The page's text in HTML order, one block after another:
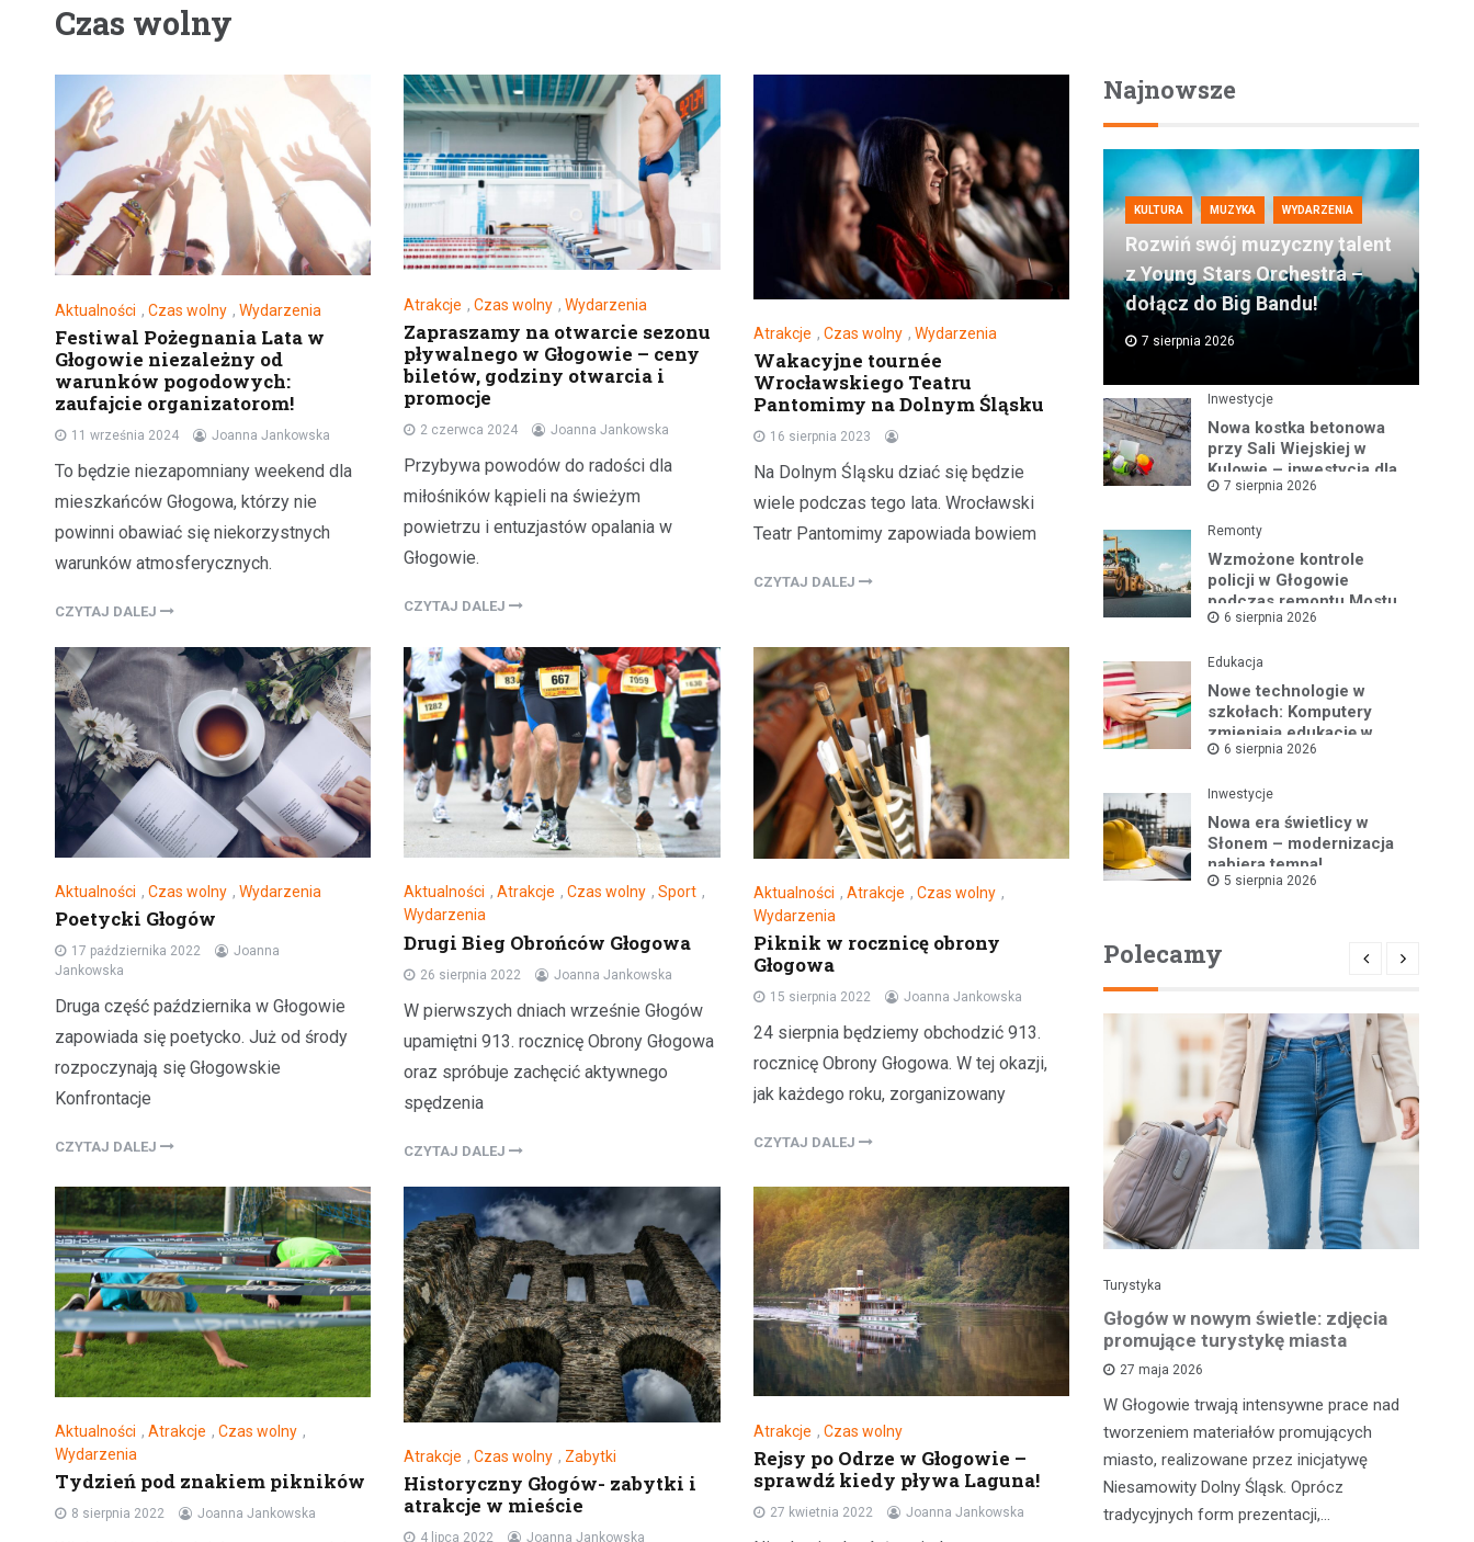
Czas wolny
Aktualności , Czas wolny , Wydarzenia
Festiwal Pożegnania Lata w
Głogowie niezależny od
warunków pogodowych:
zaufajcie organizatorom!
11 września 2024 Joanna Jankowska
To będzie niezapomniany weekend dla
mieszkańców Głogowa, którzy nie
powinni obawiać się niekorzystnych
warunków atmosferycznych.
CZYTAJ DALEJ
Atrakcje ,Czas wolny ,Wydarzenia
Zapraszamy na otwarcie sezonu
pływalnego w Głogowie – ceny
biletów, godziny otwarcia i
promocje
2 czerwca 2024 Joanna Jankowska
Przybywa powodów do radości dla
miłośników kąpieli na świeżym
powietrzu i entuzjastów opalania w
Głogowie.
CZYTAJ DALEJ
Atrakcje , Czas wolny , Wydarzenia
Wakacyjne tournée
Wrocławskiego Teatru
Pantomimy na Dolnym Śląsku
16 sierpnia 2023
Na Dolnym Śląsku dziać się będzie
wiele podczas tego lata. Wrocławski
Teatr Pantomimy zapowiada bowiem
CZYTAJ DALEJ
Aktualności , Czas wolny , Wydarzenia
Poetycki Głogów
17 października 2022
Joanna
Jankowska
Druga część października w Głogowie
zapowiada się poetycko. Już od środy
rozpoczynają się Głogowskie
Konfrontacje
CZYTAJ DALEJ
Aktualności ,Atrakcje ,Czas wolny ,Sport ,
Wydarzenia
Drugi Bieg Obrońców Głogowa
26 sierpnia 2022 Joanna Jankowska
W pierwszych dniach wrześnie Głogów
upamiętni 913. rocznicę Obrony Głogowa
oraz spróbuje zachęcić aktywnego
spędzenia
CZYTAJ DALEJ
Aktualności , Atrakcje , Czas wolny ,
Wydarzenia
Piknik w rocznicę obrony
Głogowa
15 sierpnia 2022 Joanna Jankowska
24 sierpnia będziemy obchodzić 913.
rocznicę Obrony Głogowa. W tej okazji,
jak każdego roku, zorganizowany
CZYTAJ DALEJ
Aktualności , Atrakcje , Czas wolny ,
Wydarzenia
Tydzień pod znakiem pikników
8 sierpnia 2022 Joanna Jankowska
Atrakcje ,Czas wolny , Zabytki
Historyczny Głogów- zabytki i
atrakcje w mieście
4 lipca 2022 Joanna Jankowska
Atrakcje , Czas wolny
Rejsy po Odrze w Głogowie –
sprawdź kiedy pływa Laguna!
27 kwietnia 2022 Joanna Jankowska
Najnowsze
KULTURA MUZYKA WYDARZENIA
Rozwiń swój muzyczny talent
z Young Stars Orchestra –
dołącz do Big Bandu!
7 sierpnia 2026
Inwestycje
Nowa kostka betonowa
przy Sali Wiejskiej w
Kulowie – inwestycja dla
lokalnej społeczności
7 sierpnia 2026
Remonty
Wzmożone kontrole
policji w Głogowie
podczas remontu Mostu
Tolerancji
6 sierpnia 2026
Edukacja
Nowe technologie w
szkołach: Komputery
zmieniają edukację w
Nielubi i Brzegu
6 sierpnia 2026
Inwestycje
Nowa era świetlicy w
Słonem – modernizacja
nabiera tempa!
5 sierpnia 2026
Polecamy
Atrakcje
Zastanawiasz się co robić w wolnym
czasie w Głogowie? Mamy dla Ciebie
kilka propozycji!
30 grudnia 2021
Masz wolny weekend i chciałbyś zrobić coś
ciekawego? A może planujesz zabrać
swoją drugą połówkę na romantyczną
randkę i nie…
Turystyka
Głogów w nowym świetle: zdjęcia
promujące turystykę miasta
27 maja 2026
W Głogowie trwają intensywne prace nad
tworzeniem materiałów promujących
miasto, realizowane przez inicjatywę
Niesamowity Dolny Śląsk. Oprócz
tradycyjnych form prezentacji,…